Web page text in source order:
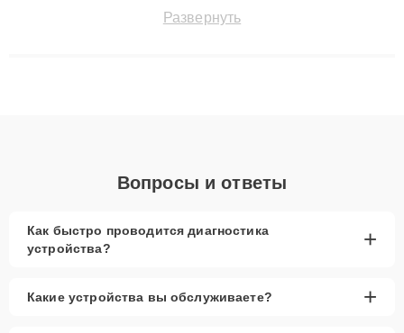
сохранением гарантии до 3 лет. Наши мастера решают
Развернуть
Вопросы и ответы
Как быстро проводится диагностика
устройства?
+
Какие устройства вы обслуживаете? +